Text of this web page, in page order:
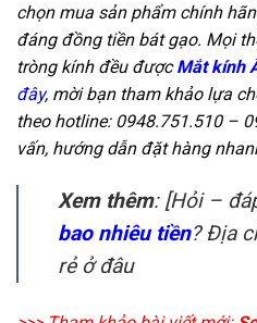
chọn mua sản phẩm chính
đáng đồng tiền bát gạo. Mọi
tròng kính đều đượcMắt kính
đây, mời bạn tham khảo lựa
theo hotline: 0948.751.510 –
vấn, hướng dẫn đặt hàng
Xem thêm: [Hỏi –
bao nhiêu tiền? Địa
rẻ ở đâu